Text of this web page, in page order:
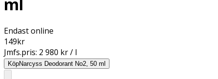
Endast online
149kr
Jmfs.pris: 2 980 kr / l
KöpNarcyss Deodorant No2, 50 ml